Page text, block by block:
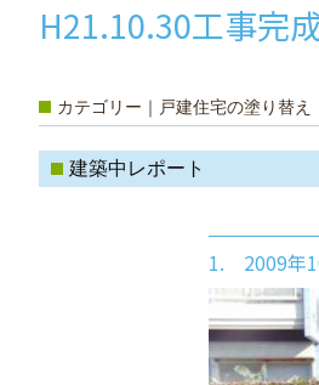
H21.10.30工事完
カテゴリー｜戸建住宅の塗り替え
建築中レポート
1. 2009年